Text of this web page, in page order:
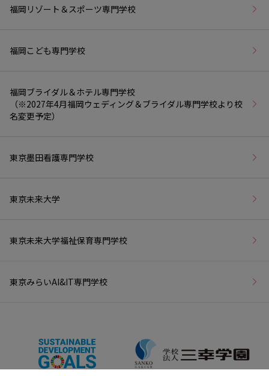
福岡リゾート＆スポーツ専門学校
福岡こども専門学校
福岡ブライダル＆ホテル専門学校
（※2027年4月福岡ウェディング＆ブライダル専門学校より校
名変更予定）
東京墨田看護専門学校
東京未来大学
東京未来大学福祉保育専門学校
東京みらいAI&IT専門学校